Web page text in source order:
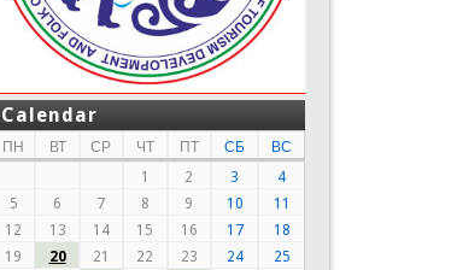
Calendar
ПН ВТ СР ЧТ ПТ СБ
ВС
1
2 3
4
5
6 7 8 9 10
11
12
13 14 15 16 17
18
19
20 21 22 23 24
25